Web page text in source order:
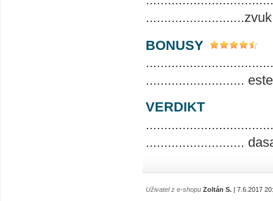
BONUSY
...........................
VERDIKT
...........................
Uživatel z e-shopu Zoltán S. | 7.6.2017